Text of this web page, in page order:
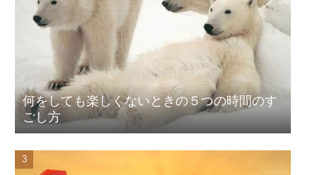
何をしても楽しくないときの５つの時間のす
ごし方